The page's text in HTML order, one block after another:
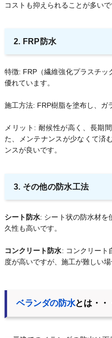
コストも抑えられることが多いで
2. FRP防水
特徴: FRP（繊維強化プラスチッ
優れています。
施工方法: FRP樹脂を塗布し、ガ
メリット: 耐候性が高く、長期
た、メンテナンスが少なくて済
ンスが良いです。
3. その他の防水工法
シート防水: シート状の防水材を
久性も高いです。
コンクリート防水: コンクリート
度が高いですが、施工が難しい場
ベランダの防水とは・・